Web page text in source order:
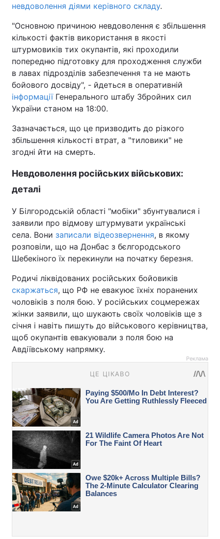
невдоволення діями керівного складу.
"Основною причиною невдоволення є збільшення
кількості фактів використання в якості
штурмовиків тих окупантів, які проходили
попередню підготовку для проходження служби
в лавах підрозділів забезпечення та не мають
бойового досвіду", - йдеться в оперативній
інформації Генерального штабу Збройних сил
України станом на 18:00.
Зазначається, що це призводить до різкого
збільшення кількості втрат, а "тиловики" не
згодні йти на смерть.
Невдоволення російських військових:
деталі
У Білгородській області "мобіки" збунтувалися і
заявили про відмову штурмувати українські
села. Вони записали відеозвернення, в якому
розповіли, що на Донбас з бєлгородського
Шебекіного їх перекинули на початку березня.
Родичі ліквідованих російських бойовиків
скаржаться, що РФ не евакуює їхніх поранених
чоловіків з поля бою. У російських соцмережах
жінки заявили, що шукають своїх чоловіків ще з
січня і навіть пишуть до військового керівництва,
щоб окупантів евакуювали з поля бою на
Авдіївському напрямку.
Реклама